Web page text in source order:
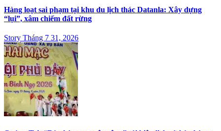
Hàng loạt sai phạm tại khu du lịch thác Datanla: Xây dựng
“lụi”, xâm chiếm đất rừng
Story Tháng 7 31, 2026